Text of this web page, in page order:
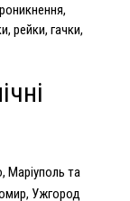
рейки, гачки,
Маріуполь та
Ужгород